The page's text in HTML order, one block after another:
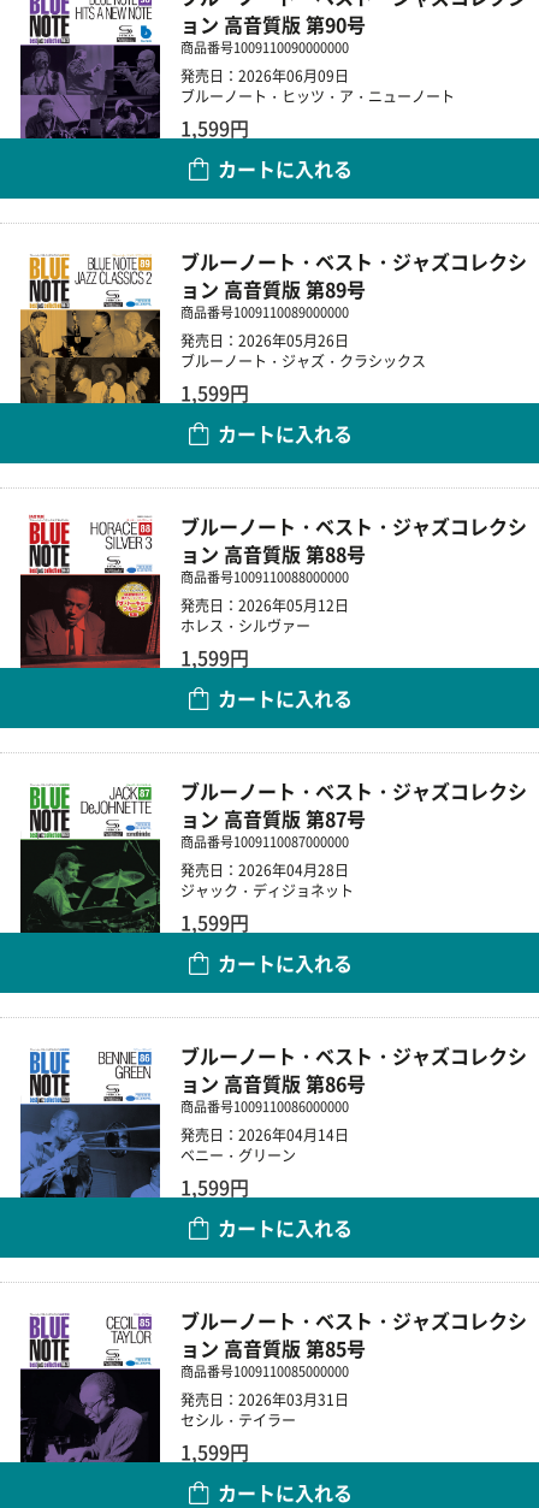
ョン 高音質版 第90号
商品番号1009110090000000
発売日：2026年06月09日
ブルーノート・ヒッツ・ア・ニューノート
1,599円
カートに入れる
ブルーノート・ベスト・ジャズコレクシ
ョン 高音質版 第89号
商品番号1009110089000000
発売日：2026年05月26日
ブルーノート・ジャズ・クラシックス
1,599円
カートに入れる
ブルーノート・ベスト・ジャズコレクシ
ョン 高音質版 第88号
商品番号1009110088000000
発売日：2026年05月12日
ホレス・シルヴァー
1,599円
カートに入れる
ブルーノート・ベスト・ジャズコレクシ
ョン 高音質版 第87号
商品番号1009110087000000
発売日：2026年04月28日
ジャック・ディジョネット
1,599円
カートに入れる
ブルーノート・ベスト・ジャズコレクシ
ョン 高音質版 第86号
商品番号1009110086000000
発売日：2026年04月14日
ベニー・グリーン
1,599円
カートに入れる
ブルーノート・ベスト・ジャズコレクシ
ョン 高音質版 第85号
商品番号1009110085000000
発売日：2026年03月31日
セシル・テイラー
1,599円
カートに入れる